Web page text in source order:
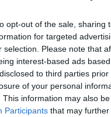
opt-out of the sale,
for targeted
selection. Please note that
interest-based ads
to third parties
of your personal
This information may also
Participants that may further
plazo del Inter,
y financiera
mantenga al
sólidos y